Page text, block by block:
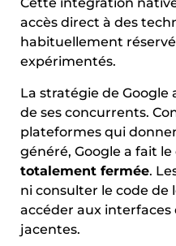
Cette intégration
accès direct à des
habituellement
expérimentés.
La stratégie de Google
de ses concurrents.
plateformes qui
généré, Google a fait le
totalement fermée.
ni consulter le code de
accéder aux
jacentes.